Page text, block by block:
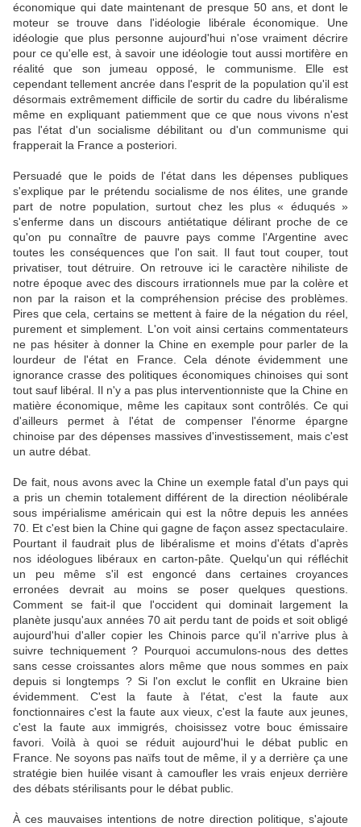
économique qui date maintenant de presque 50 ans, et dont le
moteur se trouve dans l'idéologie libérale économique. Une
idéologie que plus personne aujourd'hui n'ose vraiment décrire
pour ce qu'elle est, à savoir une idéologie tout aussi mortifère en
réalité que son jumeau opposé, le communisme. Elle est
cependant tellement ancrée dans l'esprit de la population qu'il est
désormais extrêmement difficile de sortir du cadre du libéralisme
même en expliquant patiemment que ce que nous vivons n'est
pas l'état d'un socialisme débilitant ou d'un communisme qui
frapperait la France a posteriori.
Persuadé que le poids de l'état dans les dépenses publiques
s'explique par le prétendu socialisme de nos élites, une grande
part de notre population, surtout chez les plus « éduqués »
s'enferme dans un discours antiétatique délirant proche de ce
qu'on pu connaître de pauvre pays comme l'Argentine avec
toutes les conséquences que l'on sait. Il faut tout couper, tout
privatiser, tout détruire. On retrouve ici le caractère nihiliste de
notre époque avec des discours irrationnels mue par la colère et
non par la raison et la compréhension précise des problèmes.
Pires que cela, certains se mettent à faire de la négation du réel,
purement et simplement. L'on voit ainsi certains commentateurs
ne pas hésiter à donner la Chine en exemple pour parler de la
lourdeur de l'état en France. Cela dénote évidemment une
ignorance crasse des politiques économiques chinoises qui sont
tout sauf libéral. Il n'y a pas plus interventionniste que la Chine en
matière économique, même les capitaux sont contrôlés. Ce qui
d'ailleurs permet à l'état de compenser l'énorme épargne
chinoise par des dépenses massives d'investissement, mais c'est
un autre débat.
De fait, nous avons avec la Chine un exemple fatal d'un pays qui
a pris un chemin totalement différent de la direction néolibérale
sous impérialisme américain qui est la nôtre depuis les années
70. Et c'est bien la Chine qui gagne de façon assez spectaculaire.
Pourtant il faudrait plus de libéralisme et moins d'états d'après
nos idéologues libéraux en carton-pâte. Quelqu'un qui réfléchit
un peu même s'il est engoncé dans certaines croyances
erronées devrait au moins se poser quelques questions.
Comment se fait-il que l'occident qui dominait largement la
planète jusqu'aux années 70 ait perdu tant de poids et soit obligé
aujourd'hui d'aller copier les Chinois parce qu'il n'arrive plus à
suivre techniquement ? Pourquoi accumulons-nous des dettes
sans cesse croissantes alors même que nous sommes en paix
depuis si longtemps ? Si l'on exclut le conflit en Ukraine bien
évidemment. C'est la faute à l'état, c'est la faute aux
fonctionnaires c'est la faute aux vieux, c'est la faute aux jeunes,
c'est la faute aux immigrés, choisissez votre bouc émissaire
favori. Voilà à quoi se réduit aujourd'hui le débat public en
France. Ne soyons pas naïfs tout de même, il y a derrière ça une
stratégie bien huilée visant à camoufler les vrais enjeux derrière
des débats stérilisants pour le débat public.
À ces mauvaises intentions de notre direction politique, s'ajoute